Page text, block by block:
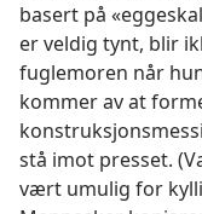
basert på
er veldig tynt, blir
fuglemoren når
kommer av at
stå imot presset.
vært umulig for